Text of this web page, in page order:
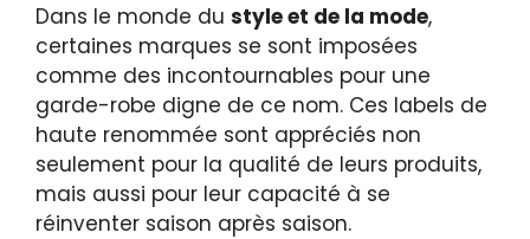
Dans le monde du style et de la mode,
certaines marques se sont imposées
comme des incontournables pour une
garde-robe digne de ce nom. Ces labels de
haute renommée sont appréciés non
seulement pour la qualité de leurs produits,
mais aussi pour leur capacité à se
réinventer saison après saison.